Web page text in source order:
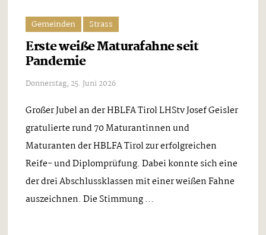
Gemeinden Strass
Erste weiße Maturafahne seit
Pandemie
Donnerstag, 25. Juni 2026
Großer Jubel an der HBLFA Tirol LHStv Josef Geisler
gratulierte rund 70 Maturantinnen und
Maturanten der HBLFA Tirol zur erfolgreichen
Reife- und Diplomprüfung. Dabei konnte sich eine
der drei Abschlussklassen mit einer weißen Fahne
auszeichnen. Die Stimmung ...